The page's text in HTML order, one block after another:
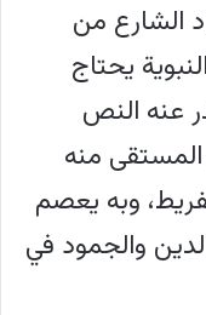
الشارع من
يحتاج
عنه النص
منه
وبه يعصم
والجمود في